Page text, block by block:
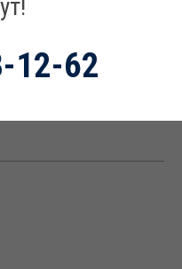
12-62